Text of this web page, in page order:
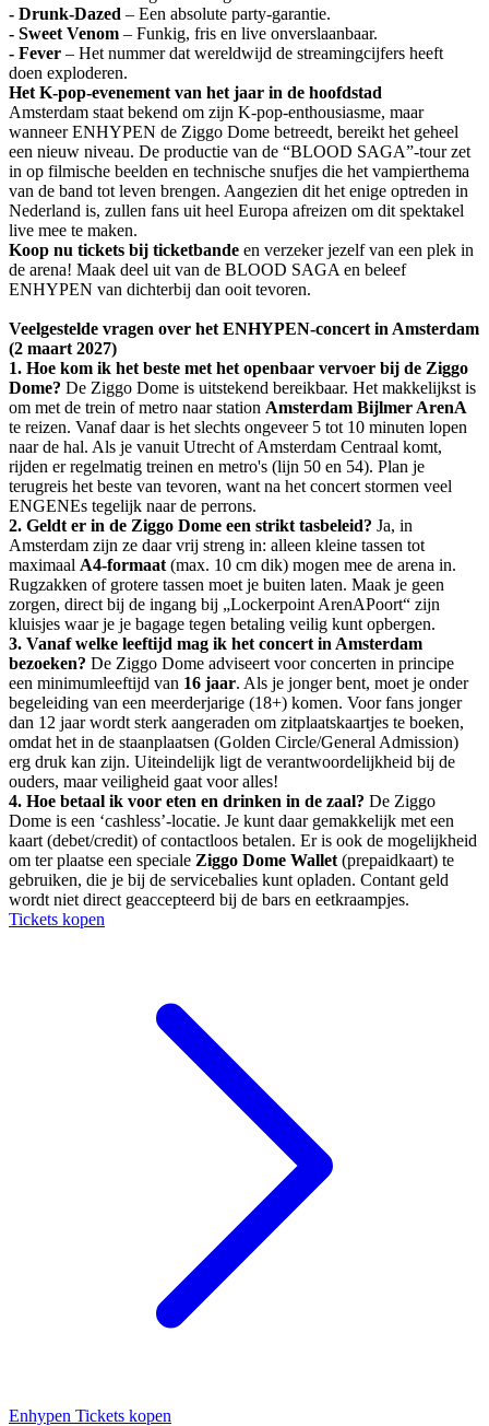
- Drunk-Dazed – Een absolute party-garantie.
- Sweet Venom – Funkig, fris en live onverslaanbaar.
- Fever – Het nummer dat wereldwijd de streamingcijfers heeft
doen exploderen.
Het K-pop-evenement van het jaar in de hoofdstad
Amsterdam staat bekend om zijn K-pop-enthousiasme, maar
wanneer ENHYPEN de Ziggo Dome betreedt, bereikt het geheel
een nieuw niveau. De productie van de “BLOOD SAGA”-tour zet
in op filmische beelden en technische snufjes die het vampierthema
van de band tot leven brengen. Aangezien dit het enige optreden in
Nederland is, zullen fans uit heel Europa afreizen om dit spektakel
live mee te maken.
Koop nu tickets bij ticketbande en verzeker jezelf van een plek in
de arena! Maak deel uit van de BLOOD SAGA en beleef
ENHYPEN van dichterbij dan ooit tevoren.
Veelgestelde vragen over het ENHYPEN-concert in Amsterdam
(2 maart 2027)
1. Hoe kom ik het beste met het openbaar vervoer bij de Ziggo
Dome? De Ziggo Dome is uitstekend bereikbaar. Het makkelijkst is
om met de trein of metro naar station Amsterdam Bijlmer ArenA
te reizen. Vanaf daar is het slechts ongeveer 5 tot 10 minuten lopen
naar de hal. Als je vanuit Utrecht of Amsterdam Centraal komt,
rijden er regelmatig treinen en metro's (lijn 50 en 54). Plan je
terugreis het beste van tevoren, want na het concert stormen veel
ENGENEs tegelijk naar de perrons.
2. Geldt er in de Ziggo Dome een strikt tasbeleid? Ja, in
Amsterdam zijn ze daar vrij streng in: alleen kleine tassen tot
maximaal A4-formaat (max. 10 cm dik) mogen mee de arena in.
Rugzakken of grotere tassen moet je buiten laten. Maak je geen
zorgen, direct bij de ingang bij „Lockerpoint ArenAPoort“ zijn
kluisjes waar je je bagage tegen betaling veilig kunt opbergen.
3. Vanaf welke leeftijd mag ik het concert in Amsterdam
bezoeken? De Ziggo Dome adviseert voor concerten in principe
een minimumleeftijd van 16 jaar. Als je jonger bent, moet je onder
begeleiding van een meerderjarige (18+) komen. Voor fans jonger
dan 12 jaar wordt sterk aangeraden om zitplaatskaartjes te boeken,
omdat het in de staanplaatsen (Golden Circle/General Admission)
erg druk kan zijn. Uiteindelijk ligt de verantwoordelijkheid bij de
ouders, maar veiligheid gaat voor alles!
4. Hoe betaal ik voor eten en drinken in de zaal? De Ziggo
Dome is een ‘cashless’-locatie. Je kunt daar gemakkelijk met een
kaart (debet/credit) of contactloos betalen. Er is ook de mogelijkheid
om ter plaatse een speciale Ziggo Dome Wallet (prepaidkaart) te
gebruiken, die je bij de servicebalies kunt opladen. Contant geld
wordt niet direct geaccepteerd bij de bars en eetkraampjes.
Tickets kopen
Enhypen Tickets kopen